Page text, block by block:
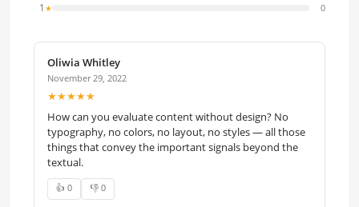
1 ★ 0
Oliwia Whitley
November 29, 2022
★★★★★
How can you evaluate content without design? No
typography, no colors, no layout, no styles — all those
things that convey the important signals beyond the
textual.
👍 0 👎 0